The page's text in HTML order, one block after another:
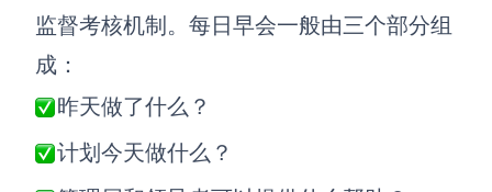
解决方案
高效协作
团队协作提效
素材整理
在线绘图
思维和灵感整理
监督考核机制。每日早会一般由三个部分组
成：
昨天做了什么？
计划今天做什么？